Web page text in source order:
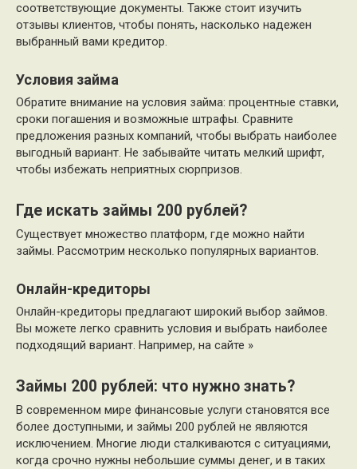
соответствующие документы. Также стоит изучить
отзывы клиентов, чтобы понять, насколько надежен
выбранный вами кредитор.
Условия займа
Обратите внимание на условия займа: процентные ставки,
сроки погашения и возможные штрафы. Сравните
предложения разных компаний, чтобы выбрать наиболее
выгодный вариант. Не забывайте читать мелкий шрифт,
чтобы избежать неприятных сюрпризов.
Где искать займы 200 рублей?
Существует множество платформ, где можно найти
займы. Рассмотрим несколько популярных вариантов.
Онлайн-кредиторы
Онлайн-кредиторы предлагают широкий выбор займов.
Вы можете легко сравнить условия и выбрать наиболее
подходящий вариант. Например, на сайте »
Займы 200 рублей: что нужно знать?
В современном мире финансовые услуги становятся все
более доступными, и займы 200 рублей не являются
исключением. Многие люди сталкиваются с ситуациями,
когда срочно нужны небольшие суммы денег, и в таких